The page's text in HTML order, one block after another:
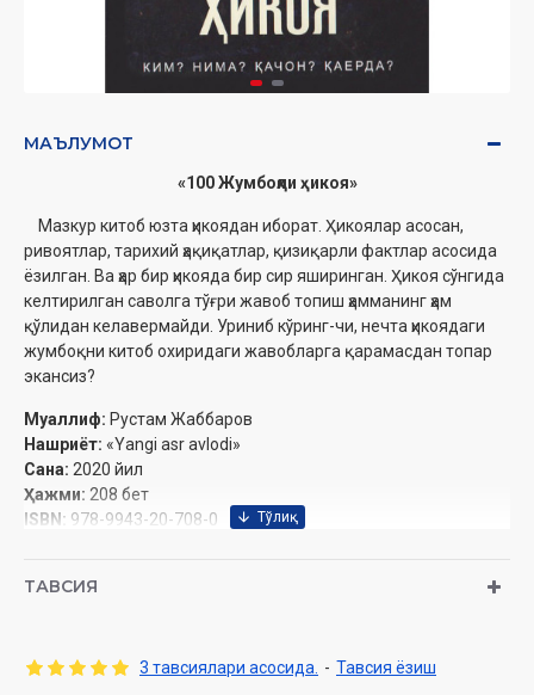
МАЪЛУМОТ
«100 Жумбоқли ҳикоя»
Мазкур китоб юзта ҳикоядан иборат. Ҳикоялар асосан,
ривоятлар, тарихий ҳақиқатлар, қизиқарли фактлар асосида
ёзилган. Ва ҳар бир ҳикояда бир сир яширинган. Ҳикоя сўнгида
келтирилган саволга тўғри жавоб топиш ҳамманинг ҳам
қўлидан келавермайди. Уриниб кўринг-чи, нечта ҳикоядаги
жумбоқни китоб охиридаги жавобларга қарамасдан топар
экансиз?
Муаллиф: Рустам Жаббаров
Нашриёт: «Yangi asr avlodi»
Сана: 2020 йил
Ҳажми: 208 бет
ISBN: 978-9943-20-708-0
ТАВСИЯ
3 тавсиялари асосида. - Тавсия ёзиш